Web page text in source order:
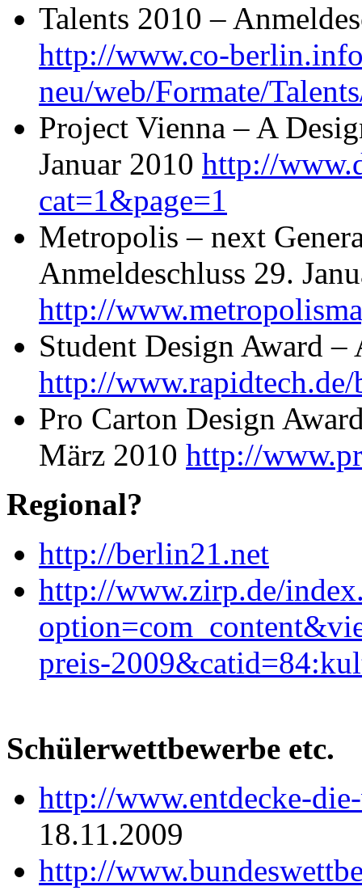
Talents 2010 –
http://www.co-
neu/web/Formate/
Project Vienna – A
Januar 2010 http://
cat=1&page=1
Metropolis – next
Anmeldeschluss 29.
http://
Student Design Award –
http://
Pro Carton Design
März 2010 http://
Regional?
http://berlin21.net
http://www.zirp.de/
preis-
Schülerwettbewerbe etc.
http://www.entdecke-
18.11.2009
http://